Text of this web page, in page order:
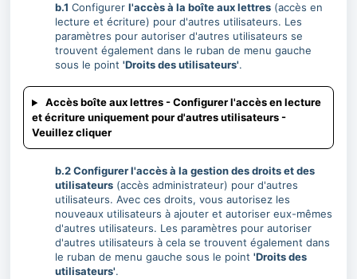
b.1 Configurer l'accès à la boîte aux lettres (accès en
lecture et écriture) pour d'autres utilisateurs. Les
paramètres pour autoriser d'autres utilisateurs se
trouvent également dans le ruban de menu gauche
sous le point 'Droits des utilisateurs'.
Accès boîte aux lettres - Configurer l'accès en lecture
et écriture uniquement pour d'autres utilisateurs -
Veuillez cliquer
b.2 Configurer l'accès à la gestion des droits et des
utilisateurs (accès administrateur) pour d'autres
utilisateurs. Avec ces droits, vous autorisez les
nouveaux utilisateurs à ajouter et autoriser eux-mêmes
d'autres utilisateurs. Les paramètres pour autoriser
d'autres utilisateurs à cela se trouvent également dans
le ruban de menu gauche sous le point 'Droits des
utilisateurs'.